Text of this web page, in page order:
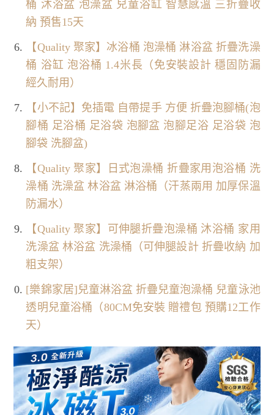
桶 沐浴盆 泡澡盆 兒童浴缸 智慧感溫 三折疊收
納 預售15天
【Quality 聚家】冰浴桶 泡澡桶 淋浴盆 折疊洗澡
桶 浴缸 泡浴桶 1.4米長（免安裝設計 穩固防漏
經久耐用）
【小不記】免插電 自帶提手 方便 折疊泡腳桶(泡
腳桶 足浴桶 足浴袋 泡腳盆 泡腳足浴 足浴袋 泡
腳袋 洗腳盆)
【Quality 聚家】日式泡澡桶 折疊家用泡浴桶 洗
澡桶 洗澡盆 林浴盆 淋浴桶（汗蒸兩用 加厚保溫
防漏水）
【Quality 聚家】可伸腿折疊泡澡桶 沐浴桶 家用
洗澡盆 林浴盆 洗澡桶（可伸腿設計 折疊收納 加
粗支架）
[樂錦家居]兒童淋浴盆 折疊兒童泡澡桶 兒童泳池
透明兒童浴桶（80CM免安裝 贈禮包 預購12工作
天）